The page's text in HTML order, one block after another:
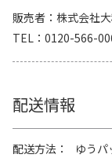
販売者
株式会社
TEL
0120-566-
配送情報
配送方法
ゆうパ